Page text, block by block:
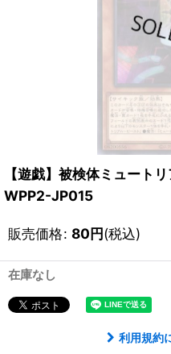
【遊戯】被検体ミュート
WPP2-JP015
販売価格: 80円(税込)
在庫なし
利用規約